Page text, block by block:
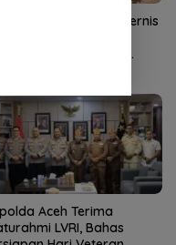
Aceh Buka Rakernis
Aceh Terima
LVRI, Bahas